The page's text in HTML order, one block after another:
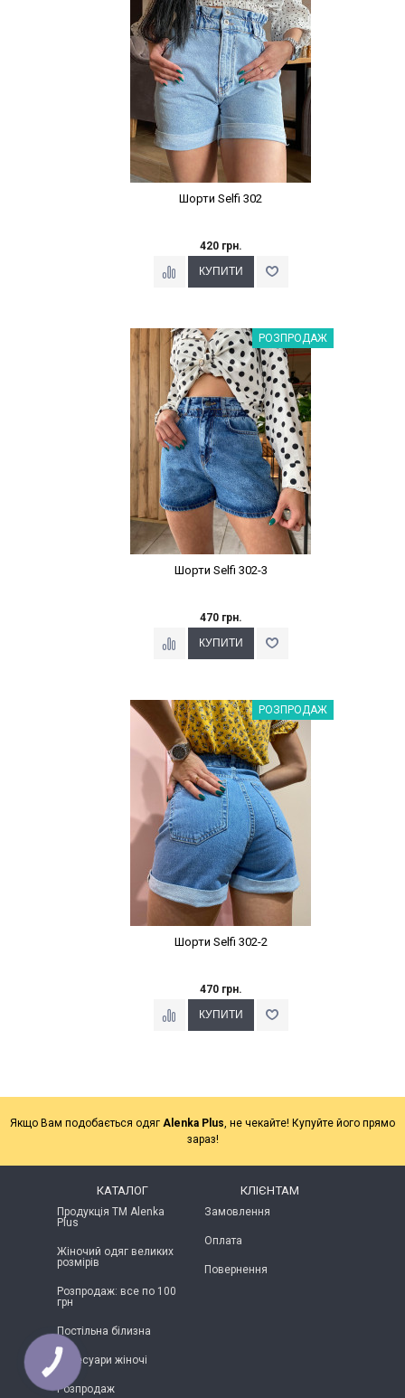
Шорти Selfi 302
420 грн.
Наклейки Варіант з %РОЗПРОДАЖ
Шорти Selfi 302-3
470 грн.
Наклейки Варіант з %РОЗПРОДАЖ
Шорти Selfi 302-2
470 грн.
Якщо Вам подобається одяг Alenka Plus, не чекайте! Купуйте його прямо
зараз!
КАТАЛОГ
Продукція ТМ Alenka
Plus
Жіночий одяг великих
розмірів
Розпродаж: все по 100
грн
Постільна білизна
Аксесуари жіночі
Розпродаж
КЛІЄНТАМ
Замовлення
Оплата
Повернення
КНОПКА
ЗВ'ЯЗКУ